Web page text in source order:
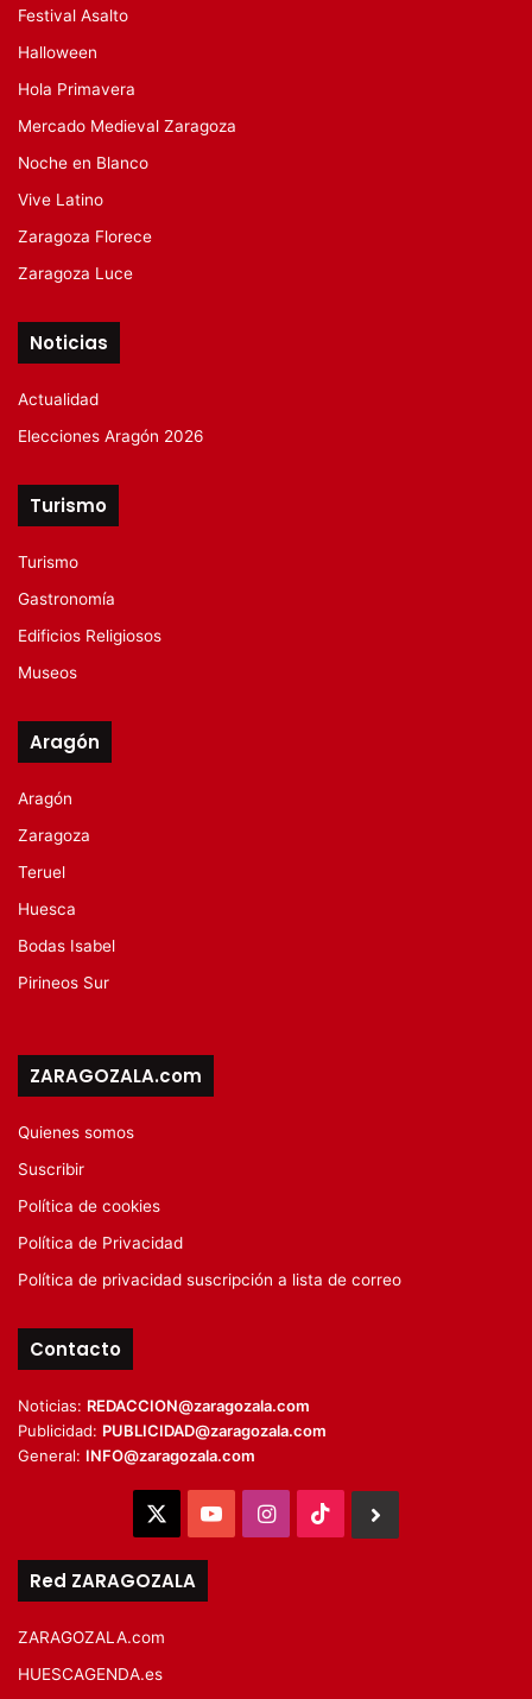
Festival Asalto
Halloween
Hola Primavera
Mercado Medieval Zaragoza
Noche en Blanco
Vive Latino
Zaragoza Florece
Zaragoza Luce
Noticias
Actualidad
Elecciones Aragón 2026
Turismo
Turismo
Gastronomía
Edificios Religiosos
Museos
Aragón
Aragón
Zaragoza
Teruel
Huesca
Bodas Isabel
Pirineos Sur
ZARAGOZALA.com
Quienes somos
Suscribir
Política de cookies
Política de Privacidad
Política de privacidad suscripción a lista de correo
Contacto
Noticias: REDACCION@zaragozala.com
Publicidad: PUBLICIDAD@zaragozala.com
General: INFO@zaragozala.com
YouTubeInstagram
TikTok
Red ZARAGOZALA
ZARAGOZALA.com
HUESCAGENDA.es